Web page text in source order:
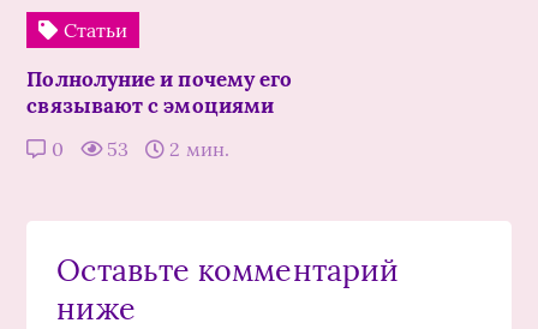
Статьи
Полнолуние и почему его
связывают с эмоциями
0 53 2 мин.
Оставьте комментарий
ниже